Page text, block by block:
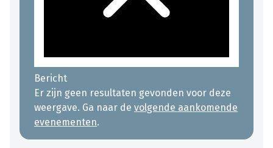
Bericht
Er zijn geen resultaten gevonden voor deze
weergave. Ga naar de volgende aankomende
evenementen.